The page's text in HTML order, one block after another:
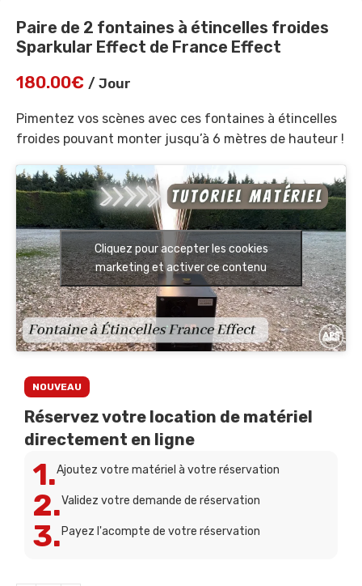
Paire de 2 fontaines à étincelles froides
Sparkular Effect de France Effect
180.00€ / Jour
Pimentez vos scènes avec ces fontaines à étincelles
froides pouvant monter jusqu’à 6 mètres de hauteur !
Cliquez pour accepter les cookies
marketing et activer ce contenu
NOUVEAU
Réservez votre location de matériel
directement en ligne
1.Ajoutez votre matériel à votre réservation
2.Validez votre demande de réservation
3. Payez l'acompte de votre réservation